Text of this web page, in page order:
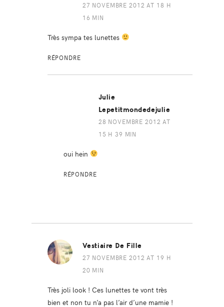
27 NOVEMBRE 2012 AT 18 H
16 MIN
Très sympa tes lunettes
RÉPONDRE
Julie
Lepetitmondedejulie
28 NOVEMBRE 2012 AT
15 H 39 MIN
oui hein
RÉPONDRE
Vestiaire De Fille
27 NOVEMBRE 2012 AT 19 H
20 MIN
Très joli look ! Ces lunettes te vont très
bien et non tu n’a pas l’air d’une mamie !